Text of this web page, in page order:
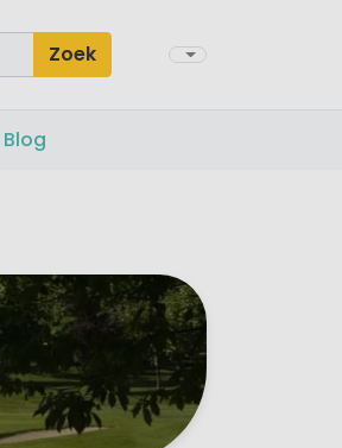
Zoek